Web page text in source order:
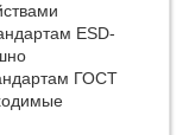
ESD-
ГОСТ